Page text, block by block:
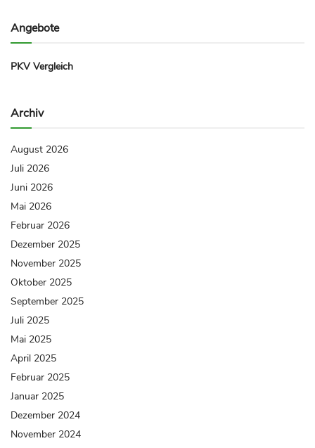
Angebote
PKV Vergleich
Archiv
August 2026
Juli 2026
Juni 2026
Mai 2026
Februar 2026
Dezember 2025
November 2025
Oktober 2025
September 2025
Juli 2025
Mai 2025
April 2025
Februar 2025
Januar 2025
Dezember 2024
November 2024